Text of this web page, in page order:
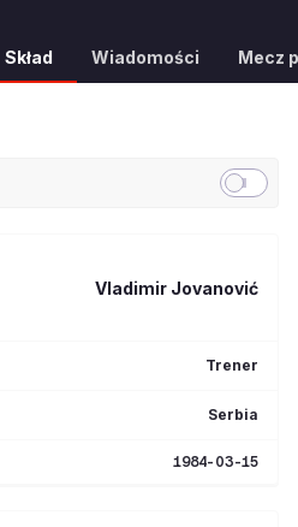
Skład Wiadomości Mecz
Vladimir Jovanović
Trener
Serbia
1984-03-15